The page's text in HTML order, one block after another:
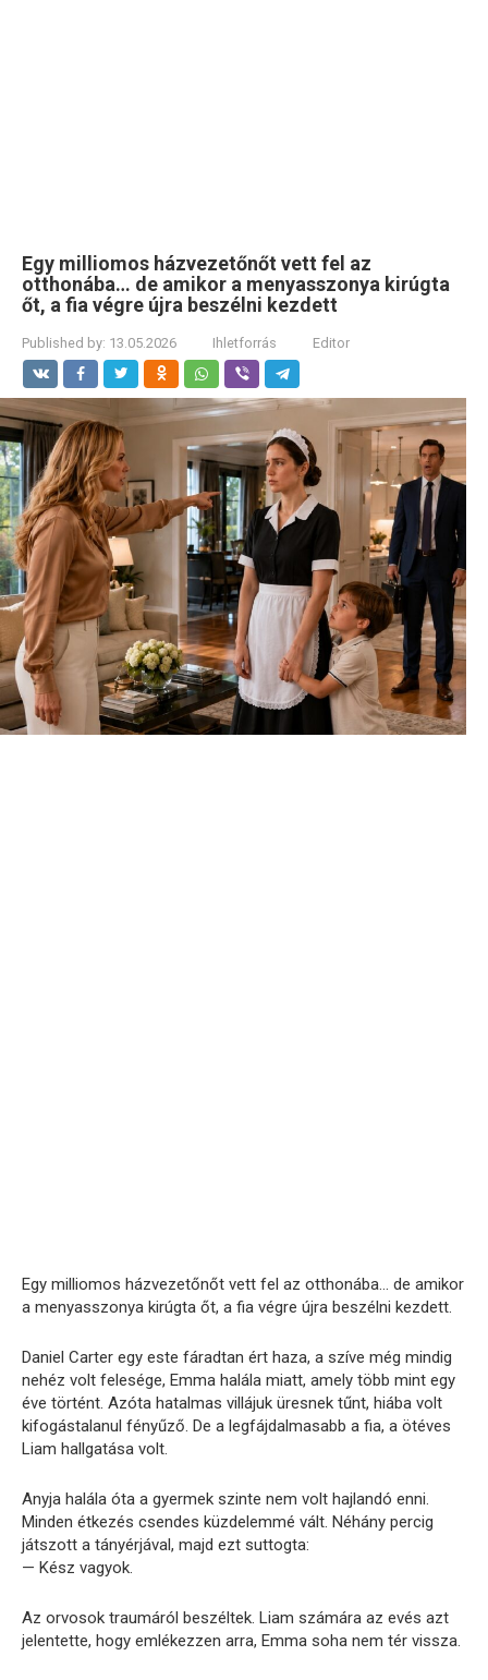
Egy milliomos házvezetőnőt vett fel az
otthonába… de amikor a menyasszonya kirúgta
őt, a fia végre újra beszélni kezdett
Published by: 13.05.2026 Ihletforrás Editor
Egy milliomos házvezetőnőt vett fel az otthonába… de amikor
a menyasszonya kirúgta őt, a fia végre újra beszélni kezdett.
Daniel Carter egy este fáradtan ért haza, a szíve még mindig
nehéz volt felesége, Emma halála miatt, amely több mint egy
éve történt. Azóta hatalmas villájuk üresnek tűnt, hiába volt
kifogástalanul fényűző. De a legfájdalmasabb a fia, a ötéves
Liam hallgatása volt.
Anyja halála óta a gyermek szinte nem volt hajlandó enni.
Minden étkezés csendes küzdelemmé vált. Néhány percig
játszott a tányérjával, majd ezt suttogta:
— Kész vagyok.
Az orvosok traumáról beszéltek. Liam számára az evés azt
jelentette, hogy emlékezzen arra, Emma soha nem tér vissza.